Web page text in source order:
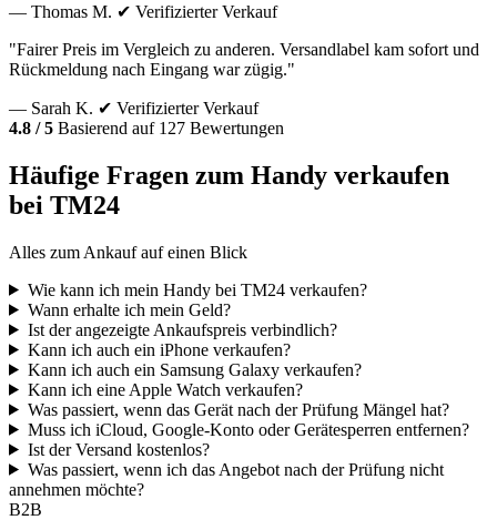
— Thomas M. ✔ Verifizierter Verkauf
"Fairer Preis im Vergleich zu anderen. Versandlabel kam sofort und
Rückmeldung nach Eingang war zügig."
— Sarah K. ✔ Verifizierter Verkauf
4.8 / 5 Basierend auf 127 Bewertungen
Häufige Fragen zum Handy verkaufen
bei TM24
Alles zum Ankauf auf einen Blick
Wie kann ich mein Handy bei TM24 verkaufen?
Wann erhalte ich mein Geld?
Ist der angezeigte Ankaufspreis verbindlich?
Kann ich auch ein iPhone verkaufen?
Kann ich auch ein Samsung Galaxy verkaufen?
Kann ich eine Apple Watch verkaufen?
Was passiert, wenn das Gerät nach der Prüfung Mängel hat?
Muss ich iCloud, Google-Konto oder Gerätesperren entfernen?
Ist der Versand kostenlos?
Was passiert, wenn ich das Angebot nach der Prüfung nicht
annehmen möchte?
B2B